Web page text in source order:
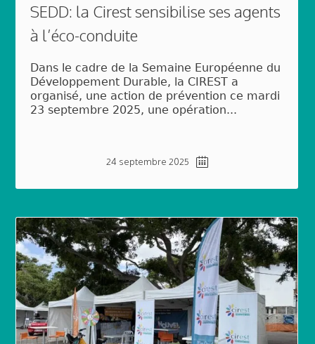
SEDD: la Cirest sensibilise ses agents
à l’éco-conduite
Dans le cadre de la Semaine Européenne du
Développement Durable, la CIREST a
organisé, une action de prévention ce mardi
23 septembre 2025, une opération...
24 septembre 2025